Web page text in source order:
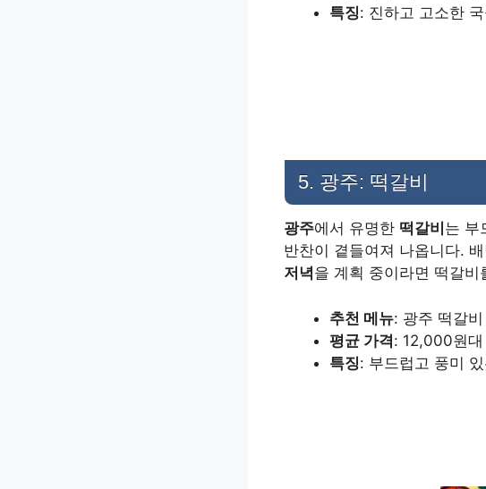
특징: 진하고 고소한
5. 광주: 떡갈비
광주에서 유명한 떡갈비 는 부
반찬이 곁들여져 나옵니다.
저녁을 계획 중이라면 떡갈비
추천 메뉴: 광주 떡갈비
평균 가격: 12,000원대
특징: 부드럽고 풍미